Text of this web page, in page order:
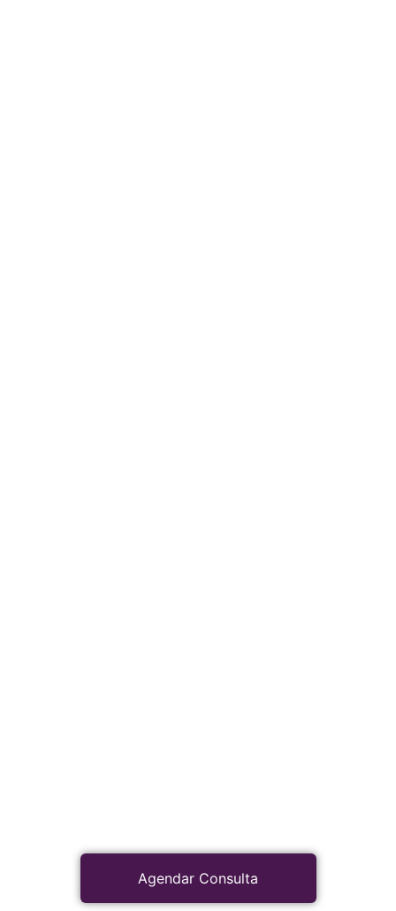
Agendar Consulta